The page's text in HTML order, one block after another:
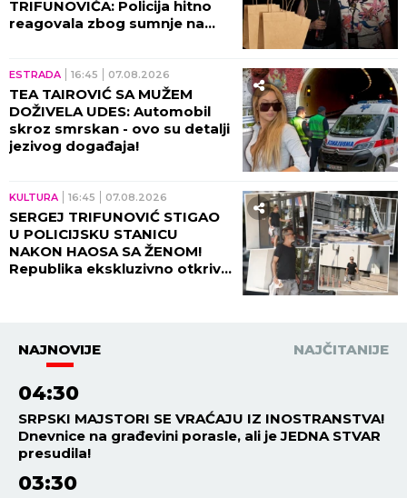
TRIFUNOVIĆA: Policija hitno
reagovala zbog sumnje na
ESTRADA 16:45 07.08.2026
TEA TAIROVIĆ SA MUŽEM
DOŽIVELA UDES: Automobil
skroz smrskan - ovo su detalji
jezivog događaja!
KULTURA 16:45 07.08.2026
SERGEJ TRIFUNOVIĆ STIGAO
U POLICIJSKU STANICU
NAKON HAOSA SA ŽENOM!
Republika ekskluzivno otkriva
NAJNOVIJE NAJČITANIJE
04:30
SRPSKI MAJSTORI SE VRAĆAJU IZ INOSTRANSTVA!
Dnevnice na građevini porasle, ali je JEDNA STVAR
presudila!
03:30